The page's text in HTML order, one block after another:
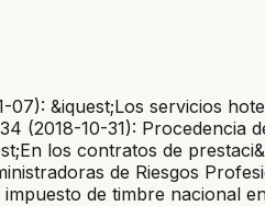
&iquest;Los servicios
10-31): Procedencia
los contratos de
de Riesgos
de timbre nacional